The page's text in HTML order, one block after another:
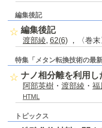
編集後記
編集後記
渡部綾, 62(6) ，〈巻
特集「メタン転換技術の最新
ナノ相分離を利用
阿部英樹 ・ 渡部綾 ・ 福
HTML
トピックス